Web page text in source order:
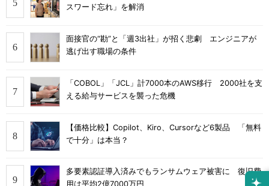
スワード忘れ」を解消
面接官の“勘”と「週3出社」が招く悲劇 エンジニアが
逃げ出す職場の条件
「COBOL」「JCL」計7000本のAWS移行 2000社を支
える給与サービスを襲った危機
【価格比較】Copilot、Kiro、Cursorなど6製品 「無料
で十分」は本当？
多要素認証導入済みでもランサムウェア被害に 復旧費
用は平均2億7000万円